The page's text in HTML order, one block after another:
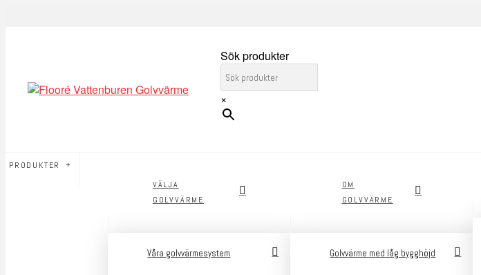
Sök produkter
×
PRODUKTER
VÄLJA
GOLVVÄRME
Våra golvvärmesystem
OM
GOLVVÄRME
Golvvärme med låg bygghöjd